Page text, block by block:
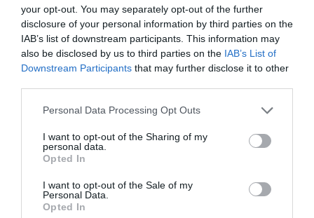
your opt-out. You may separately opt-out of the further
disclosure of your personal information by third parties on the
IAB’s list of downstream participants. This information may
also be disclosed by us to third parties on the IAB’s List of
Downstream Participants that may further disclose it to other
Personal Data Processing Opt Outs
I want to opt-out of the Sharing of my
personal data.
Opted In
I want to opt-out of the Sale of my
Personal Data.
Opted In
recucerească iubitul prin magie voodoo, înșelată de
doi escroci
Comentarii sociale
a sfătuit-o: „Pentru a nu te simți rău, vorbește cu el,
spune-i totul și clarifică”, „Nu m-aș supăra prea tare,
până la urmă, a fost un schimb de mesaje între
prieteni care au comentat o fotografie poate luată de